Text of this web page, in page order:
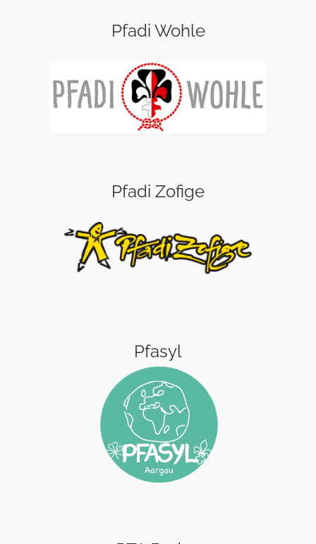
Pfadi Wohle
Pfadi Zofige
Pfasyl